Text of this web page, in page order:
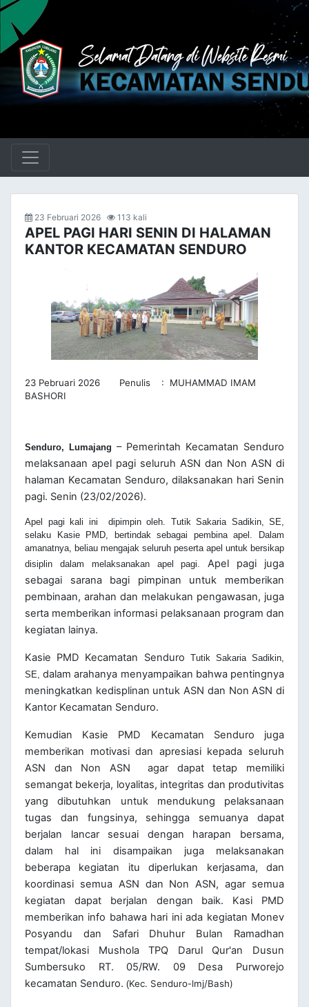
23 Februari 2026 113 kali
APEL PAGI HARI SENIN DI HALAMAN
KANTOR KECAMATAN SENDURO
23 Pebruari 2026 Penulis : MUHAMMAD IMAM
BASHORI
Senduro, Lumajang – Pemerintah Kecamatan Senduro
melaksanaan apel pagi seluruh ASN dan Non ASN di
halaman Kecamatan Senduro, dilaksanakan hari Senin
pagi. Senin (23/02/2026).
Apel pagi kali ini dipimpin oleh. Tutik Sakaria Sadikin, SE,
selaku Kasie PMD, bertindak sebagai pembina apel. Dalam
amanatnya, beliau mengajak seluruh peserta apel untuk bersikap
disiplin dalam melaksanakan apel pagi.Apel pagi juga
sebagai sarana bagi pimpinan untuk memberikan
pembinaan, arahan dan melakukan pengawasan, juga
serta memberikan informasi pelaksanaan program dan
kegiatan lainya.
Kasie PMD Kecamatan Senduro Tutik Sakaria Sadikin,
SE, dalam arahanya menyampaikan bahwa pentingnya
meningkatkan kedisplinan untuk ASN dan Non ASN di
Kantor Kecamatan Senduro.
Kemudian Kasie PMD Kecamatan Senduro juga
memberikan motivasi dan apresiasi kepada seluruh
ASN dan Non ASN agar dapat tetap memiliki
semangat bekerja, loyalitas, integritas dan produtivitas
yang dibutuhkan untuk mendukung pelaksanaan
tugas dan fungsinya, sehingga semuanya dapat
berjalan lancar sesuai dengan harapan bersama,
dalam hal ini disampaikan juga melaksanakan
beberapa kegiatan itu diperlukan kerjasama, dan
koordinasi semua ASN dan Non ASN, agar semua
kegiatan dapat berjalan dengan baik. Kasi PMD
memberikan info bahawa hari ini ada kegiatan Monev
Posyandu dan Safari Dhuhur Bulan Ramadhan
tempat/lokasi Mushola TPQ Darul Qur'an Dusun
Sumbersuko RT. 05/RW. 09 Desa Purworejo
kecamatan Senduro. (Kec. Senduro-lmj/Bash)